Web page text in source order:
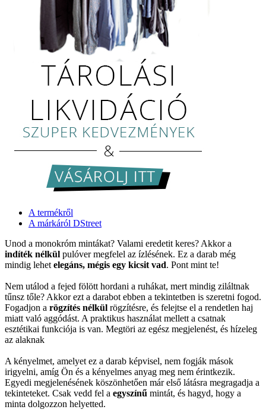
A termékről
A márkáról DStreet
Unod a monokróm mintákat? Valami eredetit keres? Akkor a
indíték nélkül pulóver megfelel az ízlésének. Ez a darab még
mindig lehet elegáns, mégis egy kicsit vad. Pont mint te!
Nem utálod a fejed fölött hordani a ruhákat, mert mindig ziláltnak
tűnsz tőle? Akkor ezt a darabot ebben a tekintetben is szeretni fogod.
Fogadjon a rögzítés nélkül rögzítésre, és felejtse el a rendetlen haj
miatt való aggódást. A praktikus használat mellett a csatnak
esztétikai funkciója is van. Megtöri az egész megjelenést, és hízeleg
az alaknak
A kényelmet, amelyet ez a darab képvisel, nem fogják mások
irigyelni, amíg Ön és a kényelmes anyag meg nem érintkezik.
Egyedi megjelenésének köszönhetően már első látásra megragadja a
tekinteteket. Csak vedd fel a egyszínű mintát, és hagyd, hogy a
minta dolgozzon helyetted.